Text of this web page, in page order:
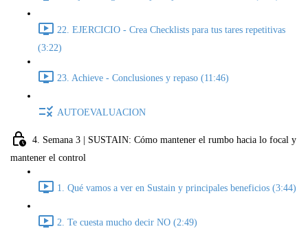
22. EJERCICIO - Crea Checklists para tus tares repetitivas
(3:22)
23. Achieve - Conclusiones y repaso (11:46)
AUTOEVALUACION
4. Semana 3 | SUSTAIN: Cómo mantener el rumbo hacia lo focal y
mantener el control
1. Qué vamos a ver en Sustain y principales beneficios (3:44)
2. Te cuesta mucho decir NO (2:49)